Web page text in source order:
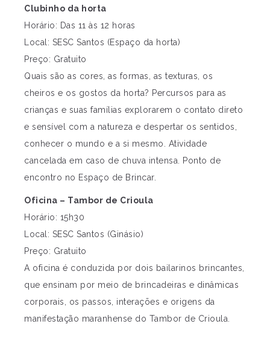
Clubinho da horta
Horário: Das 11 às 12 horas
Local: SESC Santos (Espaço da horta)
Preço: Gratuito
Quais são as cores, as formas, as texturas, os
cheiros e os gostos da horta? Percursos para as
crianças e suas famílias explorarem o contato direto
e sensível com a natureza e despertar os sentidos,
conhecer o mundo e a si mesmo. Atividade
cancelada em caso de chuva intensa. Ponto de
encontro no Espaço de Brincar.
Oficina – Tambor de Crioula
Horário: 15h30
Local: SESC Santos (Ginásio)
Preço: Gratuito
A oficina é conduzida por dois bailarinos brincantes,
que ensinam por meio de brincadeiras e dinâmicas
corporais, os passos, interações e origens da
manifestação maranhense do Tambor de Crioula.